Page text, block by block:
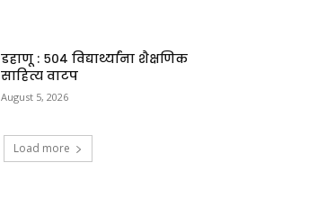
डहाणू : ५०४ विद्यार्थ्यांना शैक्षणिक
साहित्य वाटप
August 5, 2026
Load more